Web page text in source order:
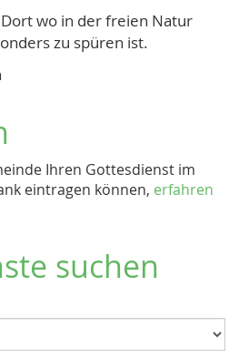
wo in der freien Natur
zu spüren ist.
Ihren Gottesdienst im
eintragen können, erfahren
suchen